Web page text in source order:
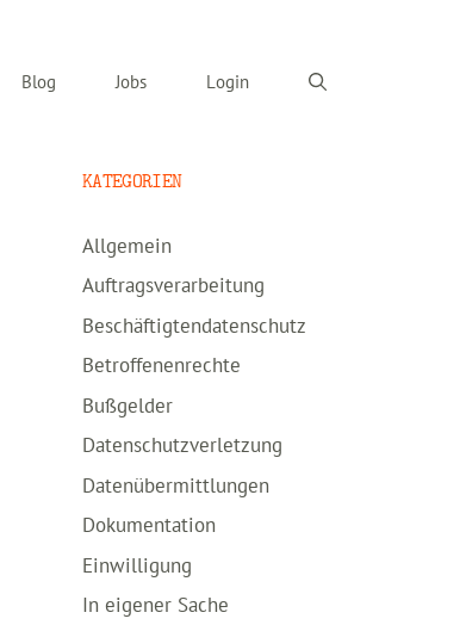
Blog Jobs Login
KATEGORIEN
Allgemein
Auftragsverarbeitung
Beschäftigtendatenschutz
Betroffenenrechte
Bußgelder
Datenschutzverletzung
Datenübermittlungen
Dokumentation
Einwilligung
In eigener Sache